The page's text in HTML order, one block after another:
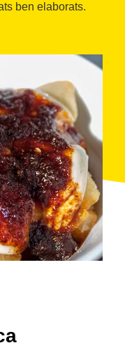
ben elaborats.